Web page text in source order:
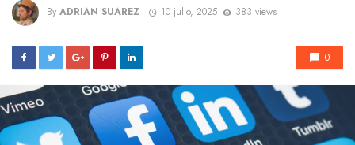
By ADRIAN SUAREZ 10 julio, 2025 383 views
0